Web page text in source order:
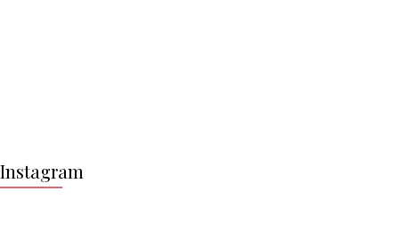
á
p
Instagram